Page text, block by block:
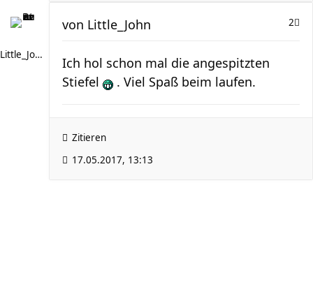
Little_John
2
von Little_John
Ich hol schon mal die angespitzten
Stiefel
. Viel Spaß beim laufen.
Zitieren
17.05.2017, 13:13